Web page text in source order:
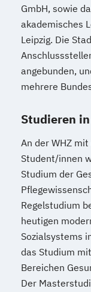
GmbH, sowie
akademisches
Leipzig. Die
angebunden,
mehrere
Studieren
An der WHZ
Student/innen
Studium der
Regelstudium
heutigen
Sozialsystems
das Studium
Bereichen
Der